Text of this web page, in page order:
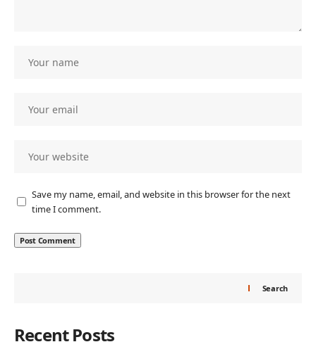
Save my name, email, and website in this browser for the next
time I comment.
Search
Recent Posts